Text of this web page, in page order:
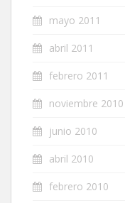
mayo 2011
abril 2011
febrero 2011
noviembre 2010
junio 2010
abril 2010
febrero 2010